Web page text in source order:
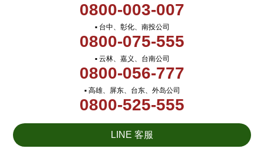
0800-003-007
▪ 台中、彰化、南投公司
0800-075-555
▪ 云林、嘉义、台南公司
0800-056-777
▪ 高雄、屏东、台东、外岛公司
0800-525-555
LINE 客服